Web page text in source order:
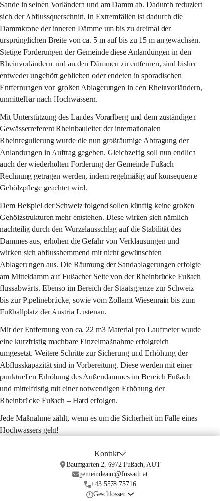
Sande in seinen Vorländern und am Damm ab. Dadurch reduziert
sich der Abflussquerschnitt. In Extremfällen ist dadurch die
Dammkrone der inneren Dämme um bis zu dreimal der
ursprünglichen Breite von ca. 5 m auf bis zu 15 m angewachsen.
Stetige Forderungen der Gemeinde diese Anlandungen in den
Rheinvorländern und an den Dämmen zu entfernen, sind bisher
entweder ungehört geblieben oder endeten in sporadischen
Entfernungen von großen Ablagerungen in den Rheinvorländern,
unmittelbar nach Hochwässern.
Mit Unterstützung des Landes Vorarlberg und dem zuständigen
Gewässerreferent Rheinbauleiter der internationalen
Rheinregulierung wurde die nun großräumige Abtragung der
Anlandungen in Auftrag gegeben. Gleichzeitig soll nun endlich
auch der wiederholten Forderung der Gemeinde Fußach
Rechnung getragen werden, indem regelmäßig auf konsequente
Gehölzpflege geachtet wird.
Dem Beispiel der Schweiz folgend sollen künftig keine großen
Gehölzstrukturen mehr entstehen. Diese wirken sich nämlich
nachteilig durch den Wurzelausschlag auf die Stabilität des
Dammes aus, erhöhen die Gefahr von Verklausungen und
wirken sich abflusshemmend mit nicht gewünschten
Ablagerungen aus. Die Räumung der Sandablagerungen erfolgte
am Mitteldamm auf Fußacher Seite von der Rheinbrücke Fußach
flussabwärts. Ebenso im Bereich der Staatsgrenze zur Schweiz
bis zur Pipelinebrücke, sowie vom Zollamt Wiesenrain bis zum
Fußballplatz der Austria Lustenau.
Mit der Entfernung von ca. 22 m3 Material pro Laufmeter wurde
eine kurzfristig machbare Einzelmaßnahme erfolgreich
umgesetzt. Weitere Schritte zur Sicherung und Erhöhung der
Abflusskapazität sind in Vorbereitung. Diese werden mit einer
punktuellen Erhöhung des Außendammes im Bereich Fußach
und mittelfristig mit einer notwendigen Erhöhung der
Rheinbrücke Fußach – Hard erfolgen.
Jede Maßnahme zählt, wenn es um die Sicherheit im Falle eines
Hochwassers geht!
Kontakt
Baumgarten 2, 6972 Fußach, AUT
gemeindeamt@fussach.at
+43 5578 75716
Geschlossen